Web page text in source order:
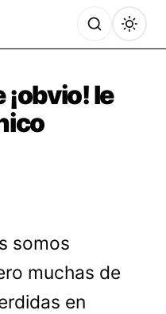
¡obvio! le
somos
muchas de
en